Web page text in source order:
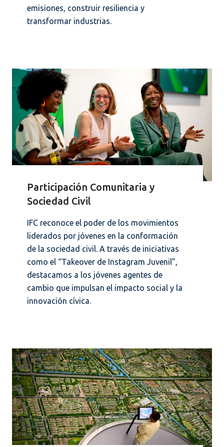
emisiones, construir resiliencia y
transformar industrias.
Participación Comunitaria y
Sociedad Civil
IFC reconoce el poder de los movimientos
liderados por jóvenes en la conformación
de la sociedad civil. A través de iniciativas
como el “Takeover de Instagram Juvenil”,
destacamos a los jóvenes agentes de
cambio que impulsan el impacto social y la
innovación cívica.